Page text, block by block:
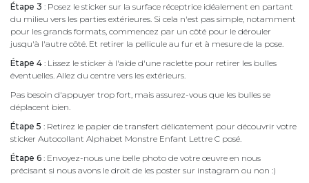
Étape 3 : Posez le sticker sur la surface réceptrice idéalement en partant
du milieu vers les parties extérieures. Si cela n'est pas simple, notamment
pour les grands formats, commencez par un côté pour le dérouler
jusqu'à l'autre côté. Et retirer la pellicule au fur et à mesure de la pose.
Étape 4 : Lissez le sticker à l'aide d'une raclette pour retirer les bulles
éventuelles. Allez du centre vers les extérieurs.
Pas besoin d'appuyer trop fort, mais assurez-vous que les bulles se
déplacent bien.
Étape 5 : Retirez le papier de transfert délicatement pour découvrir votre
sticker Autocollant Alphabet Monstre Enfant Lettre C posé.
Étape 6 : Envoyez-nous une belle photo de votre œuvre en nous
précisant si nous avons le droit de les poster sur instagram ou non :)